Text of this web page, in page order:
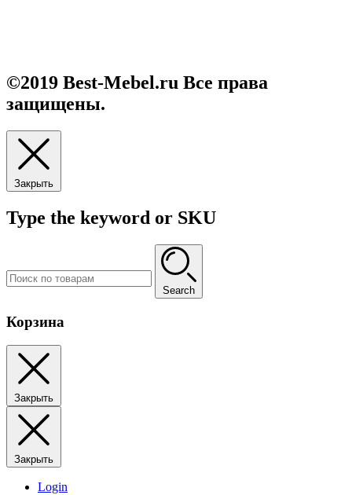
©2019 Best-Mebel.ru Все права
защищены.
Закрыть
Type the keyword or SKU
Search
Корзина
Закрыть
Закрыть
Login